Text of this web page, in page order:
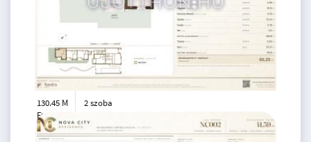
130.45 M
Ft
48 m
2 szoba